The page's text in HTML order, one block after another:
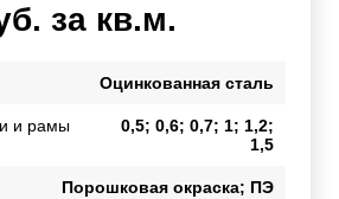
за кв.м.
Оцинкованная сталь
и рамы
0,5; 0,6; 0,7; 1; 1,2;
1,5
Порошковая окраска; ПЭ